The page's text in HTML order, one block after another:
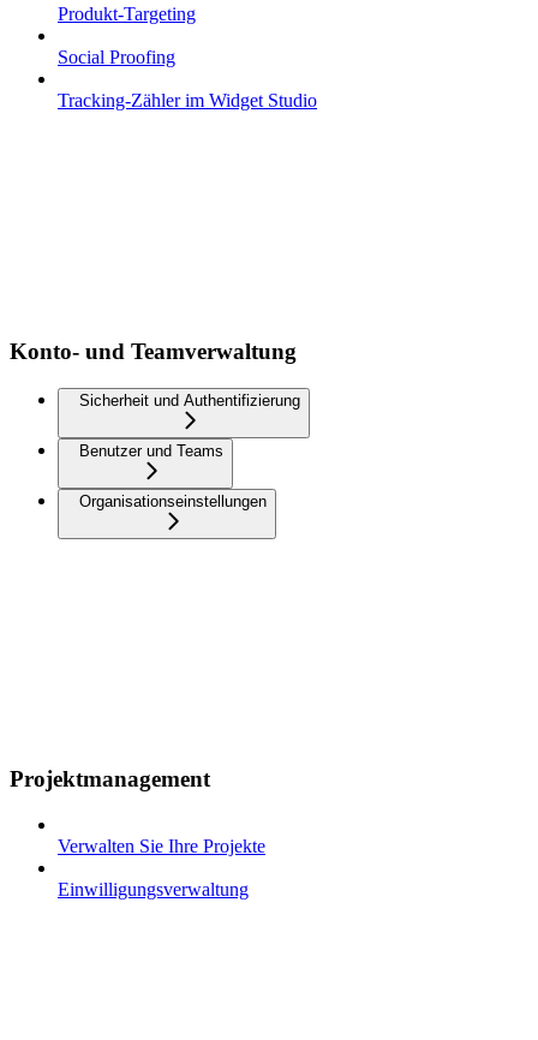
Produkt-Targeting
Social Proofing
Tracking-Zähler im Widget Studio
Konto- und Teamverwaltung
Sicherheit und Authentifizierung
Benutzer und Teams
Organisationseinstellungen
Projektmanagement
Verwalten Sie Ihre Projekte
Einwilligungsverwaltung